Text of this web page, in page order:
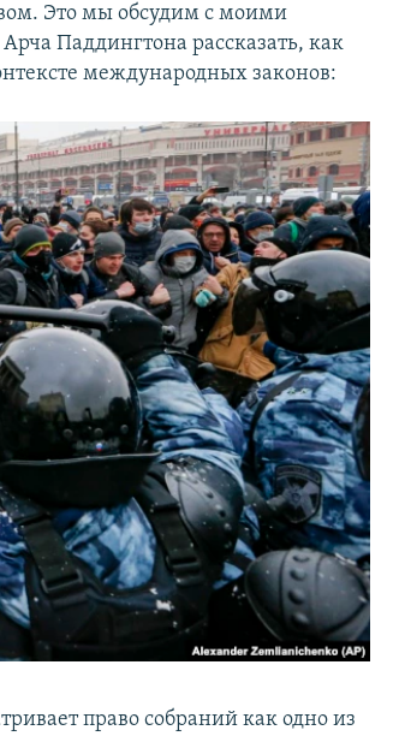
Это мы обсудим с моими
Паддингтона рассказать, как
международных законов:
право собраний как одно из